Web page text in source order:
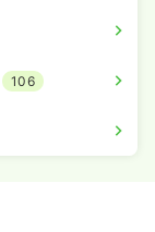
106